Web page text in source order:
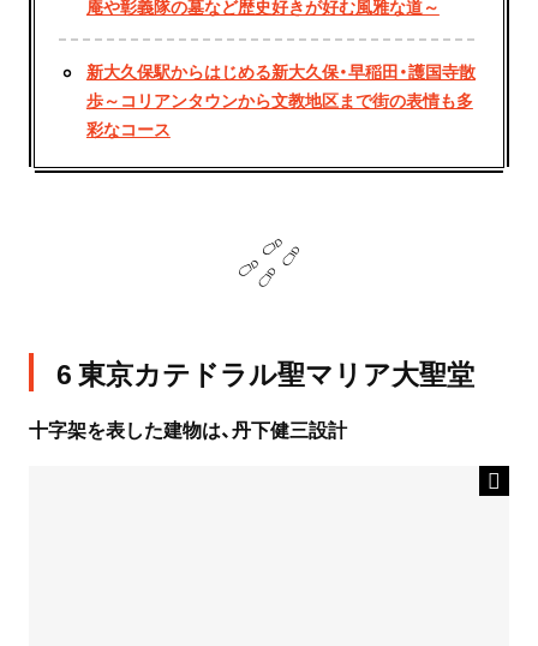
庵や彰義隊の墓など歴史好きが好む風雅な道～
新大久保駅からはじめる新大久保・早稲田・護国寺散
歩～コリアンタウンから文教地区まで街の表情も多
彩なコース
6 東京カテドラル聖マリア大聖堂
十字架を表した建物は、丹下健三設計